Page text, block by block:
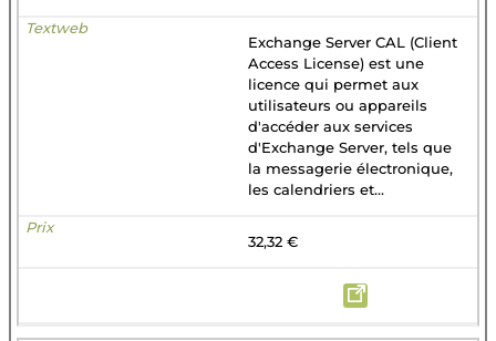
Exchange Server CAL (Client
Access License) est une
licence qui permet aux
utilisateurs ou appareils
d'accéder aux services
d'Exchange Server, tels que
la messagerie électronique,
les calendriers et...
32,32 €